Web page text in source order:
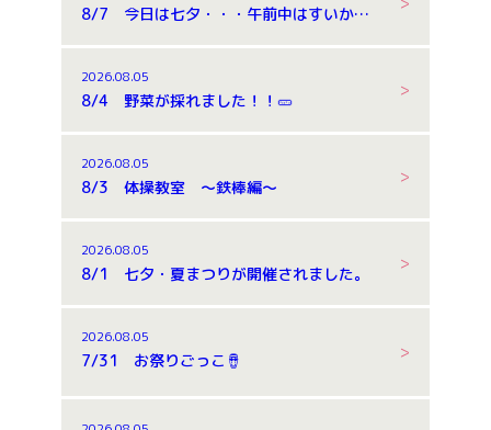
8/7 今日は七夕・・・午前中はすいか割りもしました。
2026.08.05
8/4 野菜が採れました！！🥒
2026.08.05
8/3 体操教室 ～鉄棒編～
2026.08.05
8/1 七夕・夏まつりが開催されました。
2026.08.05
7/31 お祭りごっこ🪘